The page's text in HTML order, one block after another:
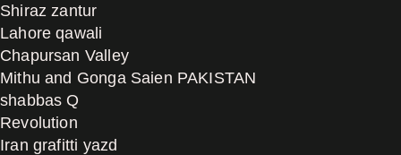
Shiraz zantur
Lahore qawali
Chapursan Valley
Mithu and Gonga Saien PAKISTAN
shabbas Q
Revolution
Iran grafitti yazd